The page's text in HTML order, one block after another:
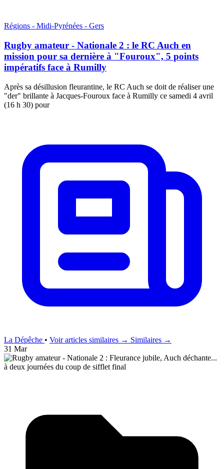
Régions - Midi-Pyrénées - Gers
Rugby amateur - Nationale 2 : le RC Auch en
mission pour sa dernière à "Fouroux", 5 points
impératifs face à Rumilly
Après sa désillusion fleurantine, le RC Auch se doit de réaliser une
"der" brillante à Jacques-Fouroux face à Rumilly ce samedi 4 avril
(16 h 30) pour
La Dépêche • Voir articles similaires → Similaires →
31 Mar